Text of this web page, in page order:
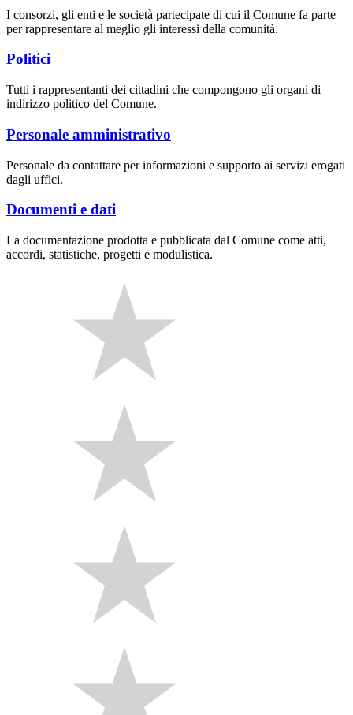
I consorzi, gli enti e le società partecipate di cui il Comune fa parte
per rappresentare al meglio gli interessi della comunità.
Politici
Tutti i rappresentanti dei cittadini che compongono gli organi di
indirizzo politico del Comune.
Personale amministrativo
Personale da contattare per informazioni e supporto ai servizi erogati
dagli uffici.
Documenti e dati
La documentazione prodotta e pubblicata dal Comune come atti,
accordi, statistiche, progetti e modulistica.